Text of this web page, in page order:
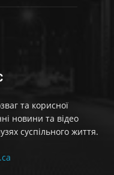
та корисної
новини та відео
суспільного життя.